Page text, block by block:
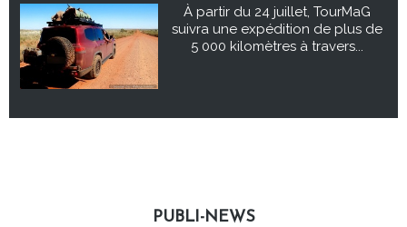
À partir du 24 juillet, TourMaG
suivra une expédition de plus de
5 000 kilomètres à travers...
PUBLI-NEWS